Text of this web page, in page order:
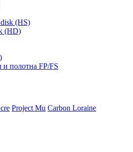
(HS)
(HD)
полотна FP/FS
Project Mu Carbon Loraine